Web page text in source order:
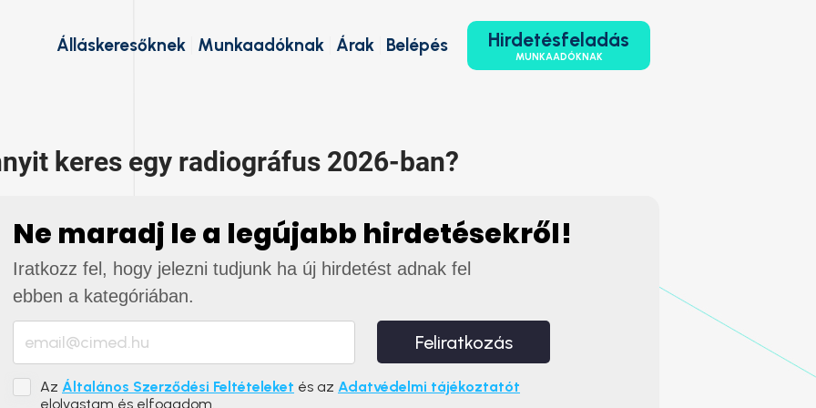
Hirdetésfeladás
MUNKAADÓKNAK
Belépés
Árak
Munkaadóknak
Álláskeresőknek
keres egy radiográfus 2026-ban?
Ne maradj le a legújabb hirdetésekről!
Iratkozz fel, hogy jelezni tudjunk ha új hirdetést adnak fel
ebben a kategóriában.
Feliratkozás
Az Általános Szerződési Feltételeket és az Adatvédelmi tájékoztatót
elolvastam és elfogadom.